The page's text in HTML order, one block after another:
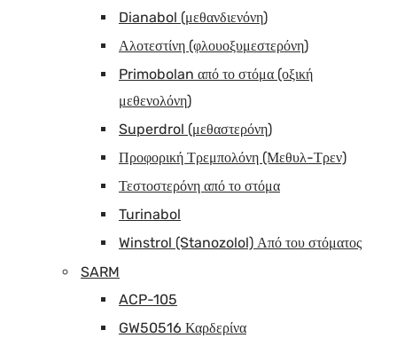
Dianabol (μεθανδιενόνη)
Αλοτεστίνη (φλουοξυμεστερόνη)
Primobolan από το στόμα (οξική
μεθενολόνη)
Superdrol (μεθαστερόνη)
Προφορική Τρεμπολόνη (Μεθυλ-Τρεν)
Τεστοστερόνη από το στόμα
Turinabol
Winstrol (Stanozolol) Από του στόματος
SARM
ACP-105
GW50516 Καρδερίνα